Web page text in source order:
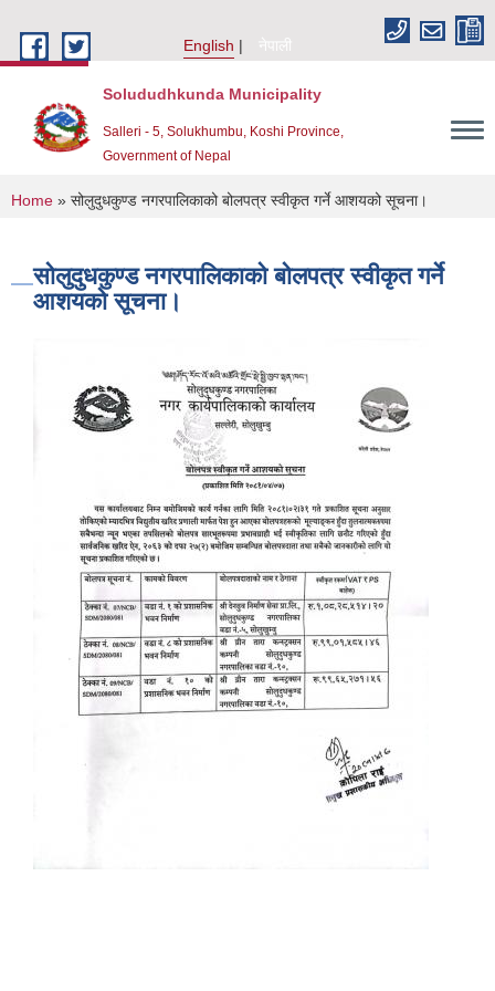
English
नेपाली
Solududhkunda Municipality
Salleri - 5, Solukhumbu, Koshi Province,
Government of Nepal
You are here
Home » सोलुदुधकुण्ड नगरपालिकाको बोलपत्र स्वीकृत गर्ने आशयको सूचना।
सोलुदुधकुण्ड नगरपालिकाको बोलपत्र स्वीकृत गर्ने
आशयको सूचना।